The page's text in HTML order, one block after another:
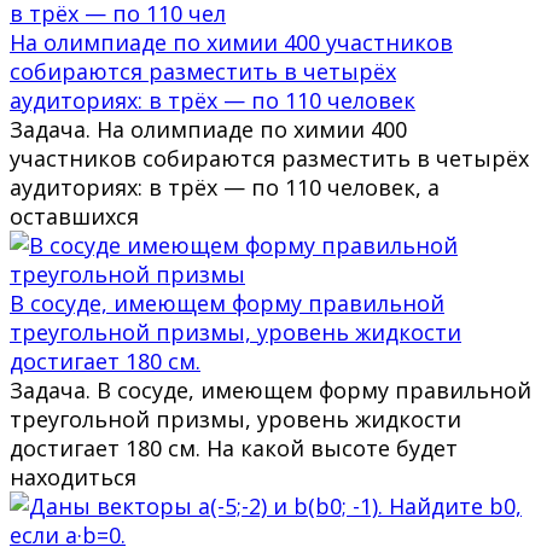
На олимпиаде по химии 400 участников
собираются разместить в четырёх
аудиториях: в трёх — по 110 человек
Задача. На олимпиаде по химии 400
участников собираются разместить в четырёх
аудиториях: в трёх — по 110 человек, а
оставшихся
В сосуде, имеющем форму правильной
треугольной призмы, уровень жидкости
достигает 180 см.
Задача. В сосуде, имеющем форму правильной
треугольной призмы, уровень жидкости
достигает 180 см. На какой высоте будет
находиться